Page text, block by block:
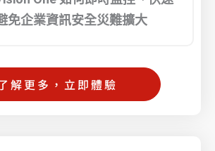
免企業資訊安全災難擴大
解更多，立即體驗